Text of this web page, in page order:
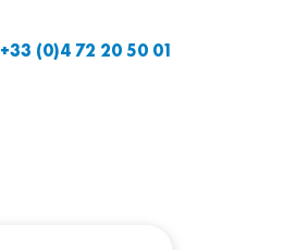
+33 (0)4 72 20 50 01